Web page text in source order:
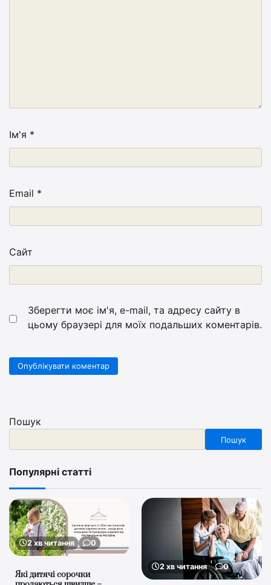
Ім'я *
Email *
Сайт
Зберегти моє ім'я, e-mail, та адресу сайту в
цьому браузері для моїх подальших коментарів.
Пошук
Пошук
Популярні статті
2 хв читання 0
Які дитячі сорочки
2 хв читання 0